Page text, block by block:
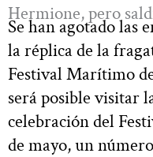
Hermione, pero
Se han agotado las
la réplica de la
Festival Marítimo
será posible visitar
celebración del
de mayo, un